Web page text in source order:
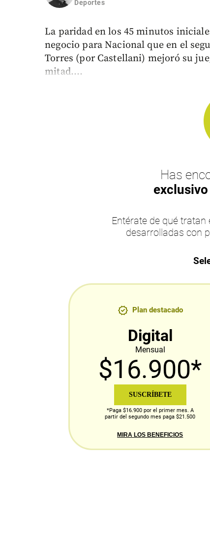
Deportes
La paridad en los 45 minutos
negocio para Nacional que en el
Torres (por Castellani) mejoró su
mitad....
Has
Entérate de qué
desarrolladas con
Plan destacado
Digital
Mensual
$16.900*
SUSCRÍBETE
*Paga $16.900 por el primer mes. A
partir del segundo mes paga $21.500
MIRA LOS BENEFICIOS